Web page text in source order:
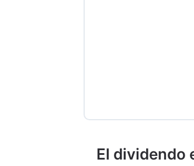
El dividendo